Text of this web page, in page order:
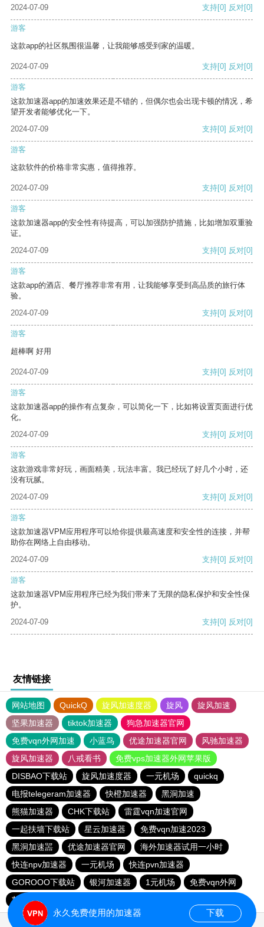
2024-07-09 支持[0] 反对[0]
游客
这款app的社区氛围很温馨，让我能够感受到家的温暖。
2024-07-09 支持[0] 反对[0]
游客
这款加速器app的加速效果还是不错的，但偶尔也会出现卡顿的情况，希
望开发者能够优化一下。
2024-07-09
支持[0] 反对[0]
游客
这款软件的价格非常实惠，值得推荐。
2024-07-09 支持[0] 反对[0]
游客
这款加速器app的安全性有待提高，可以加强防护措施，比如增加双重验
证。
2024-07-09
支持[0] 反对[0]
游客
这款app的酒店、餐厅推荐非常有用，让我能够享受到高品质的旅行体
验。
2024-07-09
支持[0] 反对[0]
游客
超棒啊 好用
2024-07-09 支持[0] 反对[0]
游客
这款加速器app的操作有点复杂，可以简化一下，比如将设置页面进行优
化。
2024-07-09
支持[0] 反对[0]
游客
这款游戏非常好玩，画面精美，玩法丰富。我已经玩了好几个小时，还
没有玩腻。
2024-07-09
支持[0] 反对[0]
游客
这款加速器VPM应用程序可以给你提供最高速度和安全性的连接，并帮
助你在网络上自由移动。
2024-07-09
支持[0] 反对[0]
游客
这款加速器VPM应用程序已经为我们带来了无限的隐私保护和安全性保
护。
2024-07-09
支持[0] 反对[0]
友情链接
网站地图 QuickQ 旋风加速度器 旋风
旋风加速
坚果加速器
tiktok加速器
狗急加速器官网
免费vqn外网加速
小蓝鸟 优途加速器官网
风驰加速器
旋风加速器
八戒看书
免费vps加速器外网苹果版
DISBAO下载站
旋风加速度器 一元机场
quickq
电报telegeram加速器
快橙加速器
黑洞加速
熊猫加速器
CHK下载站
雷霆vqn加速官网
一起扶墙下载站
星云加速器
免费vqn加速2023
黑洞加速噐
优途加速器官网
海外加速器试用一小时
快连npv加速器
一元机场
快连pvn加速器
GOROOO下载站
银河加速器 1元机场
免费vqn外网
苹果加速器
永久免费使用的加速器 下载